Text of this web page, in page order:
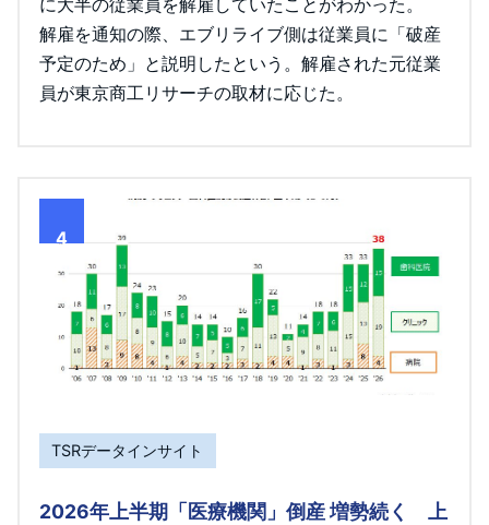
に大半の従業員を解雇していたことがわかった。
解雇を通知の際、エブリライブ側は従業員に「破産
予定のため」と説明したという。解雇された元従業
員が東京商工リサーチの取材に応じた。
4
TSRデータインサイト
2026年上半期「医療機関」倒産 増勢続く 上